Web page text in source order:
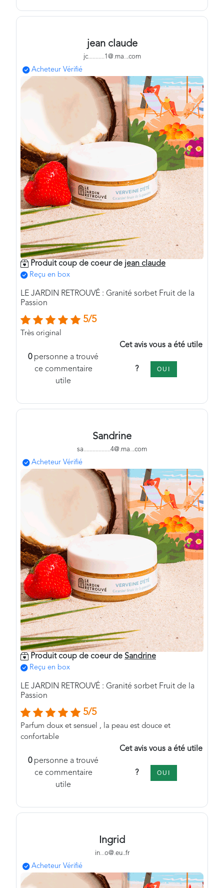
jean claude
jc...........1@.ma...com
Acheteur Vérifié
Produit coup de coeur de jean claude
Reçu en box
LE JARDIN RETROUVÉ : Granité sorbet Fruit de la
Passion
5/5
Très original
0personne a trouvé
ce commentaire
utile
Cet avis vous a été utile
? OUI
Sandrine
sa..................4@.ma...com
Acheteur Vérifié
Produit coup de coeur de Sandrine
Reçu en box
LE JARDIN RETROUVÉ : Granité sorbet Fruit de la
Passion
5/5
Parfum doux et sensuel , la peau est douce et
confortable
0personne a trouvé
ce commentaire
utile
Cet avis vous a été utile
? OUI
Ingrid
in...o@.eu..fr
Acheteur Vérifié